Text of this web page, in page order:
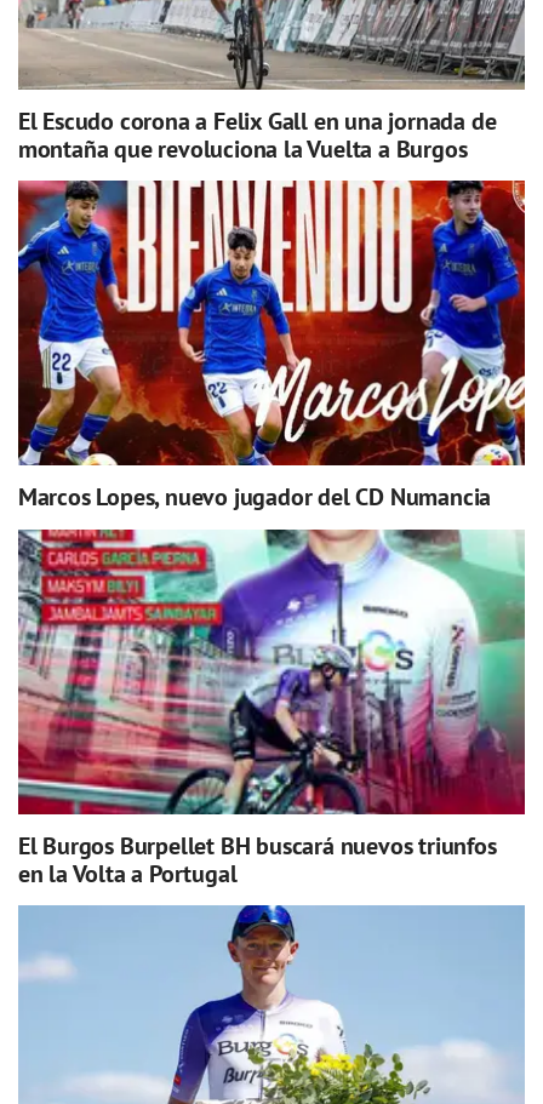
El Escudo corona a Felix Gall en una jornada de
montaña que revoluciona la Vuelta a Burgos
Marcos Lopes, nuevo jugador del CD Numancia
El Burgos Burpellet BH buscará nuevos triunfos
en la Volta a Portugal